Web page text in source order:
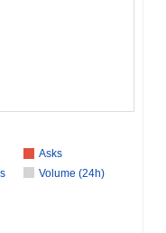
Asks
Volume (24h)